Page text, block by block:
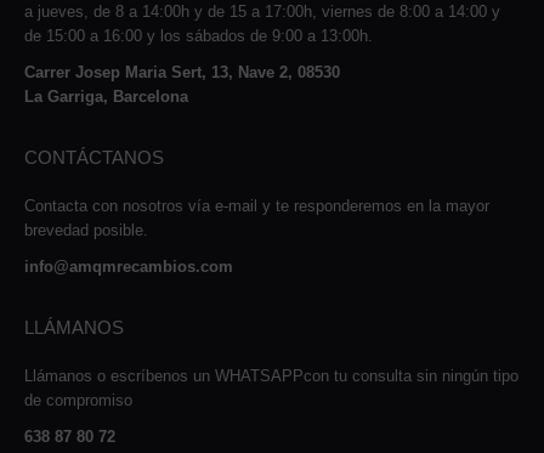
a jueves, de 8 a 14:00h y de 15 a 17:00h, viernes de 8:00 a 14:00 y
de 15:00 a 16:00 y los sábados de 9:00 a 13:00h.
Carrer Josep Maria Sert, 13, Nave 2, 08530
La Garriga, Barcelona
CONTÁCTANOS
Contacta con nosotros vía e-mail y te responderemos en la mayor
brevedad posible.
info@amqmrecambios.com
LLÁMANOS
Llámanos o escríbenos un WHATSAPPcon tu consulta sin ningún tipo
de compromiso
638 87 80 72